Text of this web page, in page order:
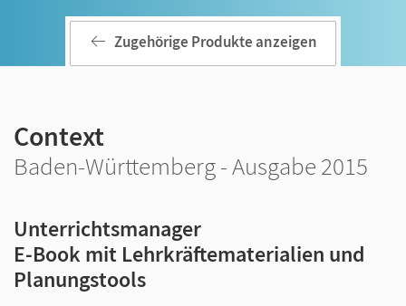
Zugehörige Produkte anzeigen
Context
Baden-Württemberg - Ausgabe 2015
Unterrichtsmanager
E-Book mit Lehrkräftematerialien und
Planungstools